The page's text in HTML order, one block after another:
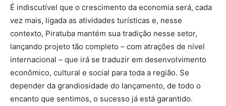
É indiscutível que o crescimento da economia será, cada
vez mais, ligada as atividades turísticas e, nesse
contexto, Piratuba mantém sua tradição nesse setor,
lançando projeto tão completo – com atrações de nível
internacional – que irá se traduzir em desenvolvimento
econômico, cultural e social para toda a região. Se
depender da grandiosidade do lançamento, de todo o
encanto que sentimos, o sucesso já está garantido.